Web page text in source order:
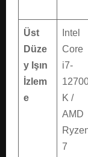
Üst
Düze
y Işın
İzlem
e
Intel
Core
i7-
K /
AMD
7